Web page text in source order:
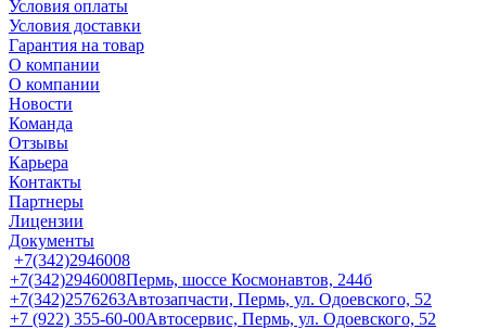
Условия оплаты
Условия доставки
Гарантия на товар
О компании
О компании
Новости
Команда
Отзывы
Карьера
Контакты
Партнеры
Лицензии
Документы
+7(342)2946008
+7(342)2946008Пермь, шоссе Космонавтов, 244б
+7(342)2576263Автозапчасти, Пермь, ул. Одоевского, 52
+7 (922) 355-60-00Автосервис, Пермь, ул. Одоевского, 52